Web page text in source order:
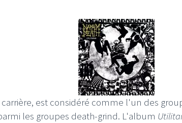
carrière, est considéré comme l'un des
les groupes death-grind. L'album